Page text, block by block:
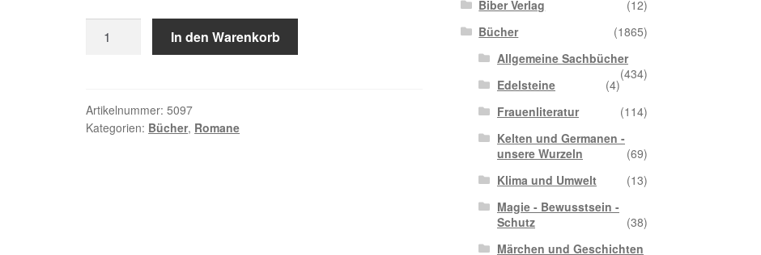
Menge
In den Warenkorb
Artikelnummer:5097
Kategorien: Bücher, Romane
Biber Verlag
(12)
Bücher
(1865)
Allgemeine Sachbücher
(434)
Edelsteine
(4)
Frauenliteratur
(114)
Kelten und Germanen -
unsere Wurzeln
(69)
Klima und Umwelt
(13)
Magie - Bewusstsein -
Schutz
(38)
Märchen und Geschichten